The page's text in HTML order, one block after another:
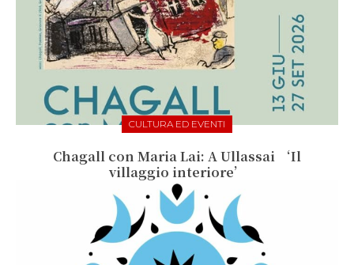
CULTURA ED EVENTI
Chagall con Maria Lai: A Ullassai ‘Il
villaggio interiore’